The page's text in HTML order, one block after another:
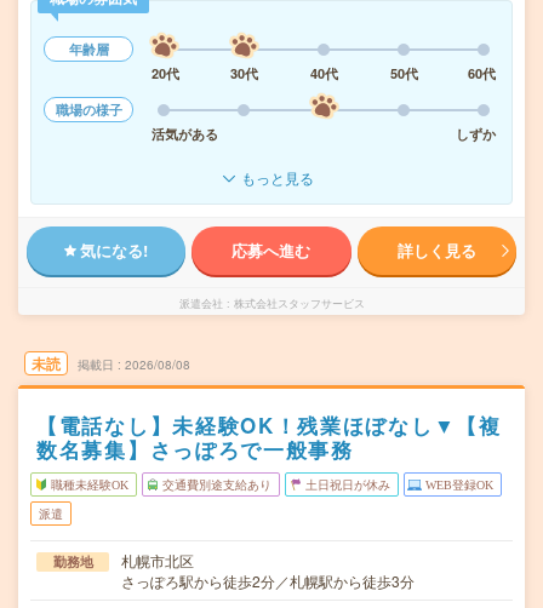
年齢層
20代
30代 40代 50代
60代
職場の様子
活気がある
しずか
もっと見る
気になる! 応募へ進む 詳しく見る
派遣会社 株式会社スタッフサービス
未読 掲載日 2026/08/08
【電話なし】未経験OK！残業ほぼなし▼【複
数名募集】さっぽろで一般事務
職種未経験OK 交通費別途支給あり 土日祝日が休み WEB登録OK
派遣
勤務地
札幌市北区
さっぽろ駅から徒歩2分／札幌駅から徒歩3分